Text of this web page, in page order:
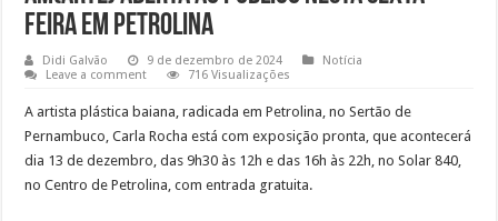
feira em Petrolina
Didi Galvão 9 de dezembro de 2024
Notícia
Leave a comment
716 Visualizações
A artista plástica baiana, radicada em Petrolina, no Sertão de
Pernambuco, Carla Rocha está com exposição pronta, que acontecerá
dia 13 de dezembro, das 9h30 às 12h e das 16h às 22h, no Solar 840,
no Centro de Petrolina, com entrada gratuita.